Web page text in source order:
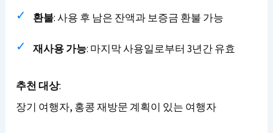
환불: 사용 후 남은 잔액과 보증금 환불 가능
재사용 가능: 마지막 사용일로부터 3년간 유효
추천 대상:
장기 여행자, 홍콩 재방문 계획이 있는 여행자